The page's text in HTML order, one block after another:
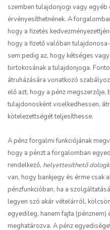
szemben tulajdonjogi vagy
érvényesíthetnének. A
hogy a fizetés
hogy a fizető valóban
sem pedig az, hogy kétséges
birtokosának a tulajdonjoga.
átruházására vonatkozó
elő azt, hogy a pénz
tulajdonosként viselkedhessen,
kötelezettségét teljesíthesse.
A pénz forgalmi funkciójának
hogy a pénzt a forgalomban
rendelkező, helyettesíthető
van, hogy bankjegy és érme csak
pénzfunkcióban, ha a
legyen szó akár vételárról,
egyedileg, hanem fajta (pénznem)
meghatározva. A pénz